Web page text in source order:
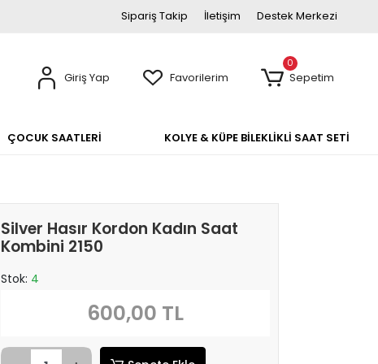
Sipariş Takip İletişim Destek Merkezi
Giriş Yap Favorilerim
0
Sepetim
ÇOCUK SAATLERİ KOLYE & KÜPE BİLEKLİKLİ SAAT SETİ
Silver Hasır Kordon Kadın Saat
Kombini 2150
Stok: 4
600,00 TL